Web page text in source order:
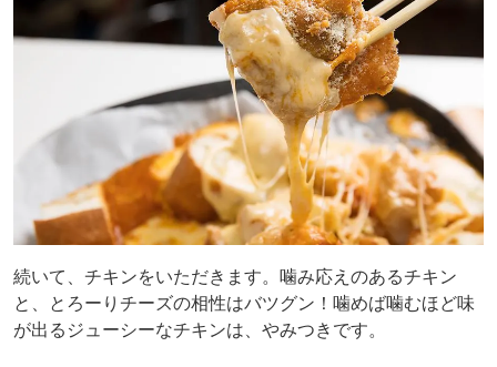
続いて、チキンをいただきます。噛み応えのあるチキン
と、とろーりチーズの相性はバツグン！噛めば噛むほど味
が出るジューシーなチキンは、やみつきです。